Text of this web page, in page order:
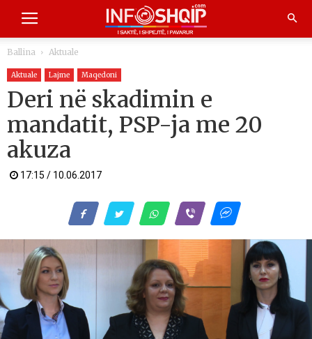
Ballina Aktuale
Aktuale Lajme Maqedoni
Deri në skadimin e
mandatit, PSP-ja me 20
akuza
17:15 / 10.06.2017